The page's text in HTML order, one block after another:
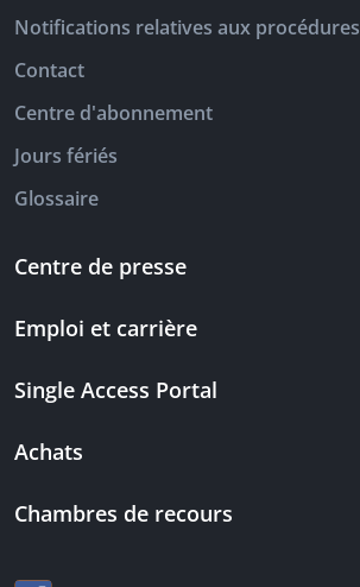
Notifications relatives aux procédures
Contact
Centre d'abonnement
Jours fériés
Glossaire
Centre de presse
Emploi et carrière
Single Access Portal
Achats
Chambres de recours